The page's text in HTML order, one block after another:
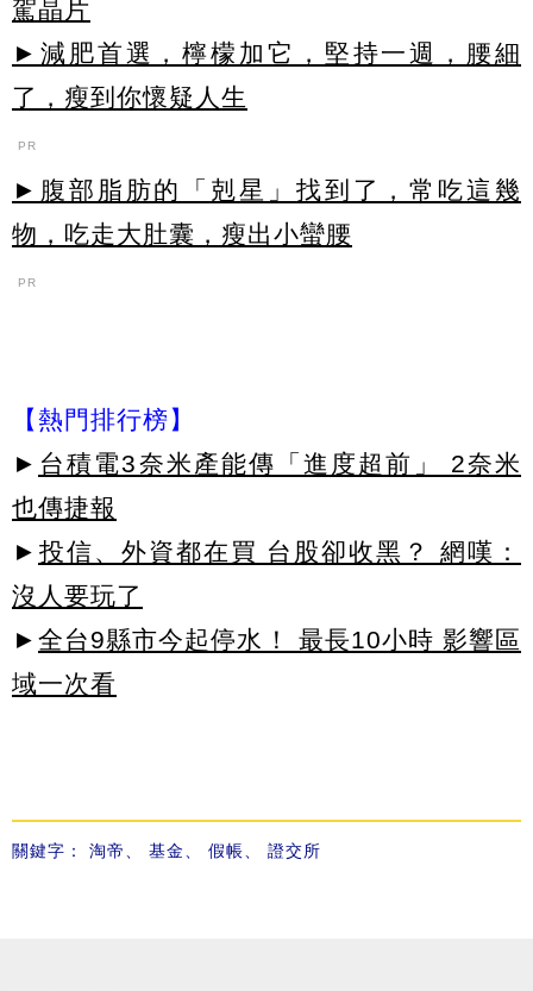
駕晶片
►減肥首選，檸檬加它，堅持一週，腰細
了，瘦到你懷疑人生
PR
►腹部脂肪的「剋星」找到了，常吃這幾
物，吃走大肚囊，瘦出小蠻腰
PR
【熱門排行榜】
► 台積電3奈米產能傳「進度超前」 2奈米
也傳捷報
► 投信、外資都在買 台股卻收黑？ 網嘆：
沒人要玩了
► 全台9縣市今起停水！ 最長10小時 影響區
域一次看
關鍵字： 淘帝 基金 假帳 證交所